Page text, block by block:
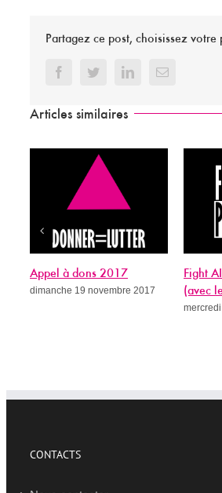
Partagez ce post, choisissez votre
FacebookTwitterLinkedInEmail
Articles similaires
Appel à dons 2017
dimanche 19 novembre 2017
Fight
(avec
CONTACTS